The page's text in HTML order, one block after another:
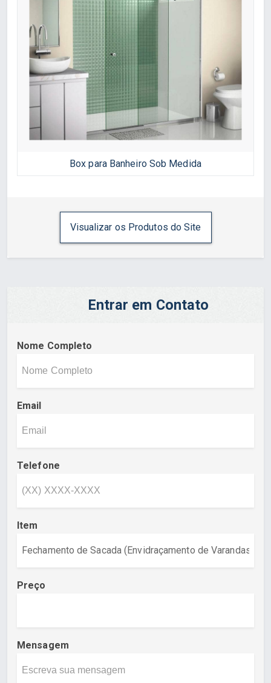
Box para Banheiro Sob Medida
Visualizar os Produtos do Site
Entrar em Contato
Nome Completo
Email
Telefone
Item
Preço
Mensagem